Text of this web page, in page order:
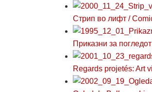
Стрип во лифт /
Приказни за
Regards projetés: Art